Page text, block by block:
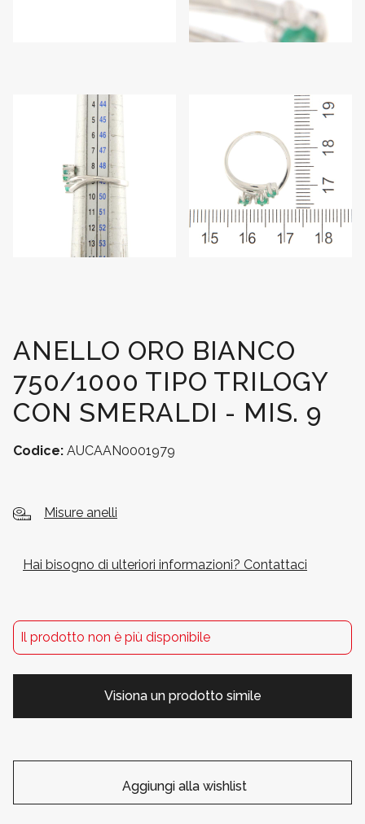
ANELLO ORO BIANCO
750/1000 TIPO TRILOGY
CON SMERALDI - MIS. 9
Codice: AUCAAN0001979
Misure anelli
Hai bisogno di ulteriori informazioni? Contattaci
Il prodotto non è più disponibile
Visiona un prodotto simile
Aggiungi alla wishlist